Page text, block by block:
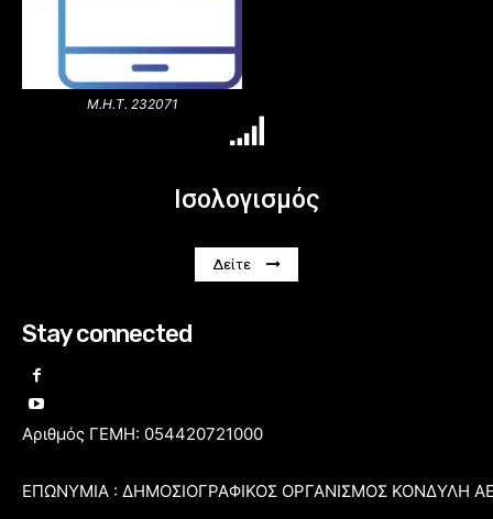
Μ.Η.Τ. 232071
Ισολογισμός
Δείτε
Stay connected
Αριθμός ΓΕΜΗ: 054420721000
ΕΠΩΝΥΜΙΑ : ΔΗΜΟΣΙΟΓΡΑΦΙΚΟΣ ΟΡΓΑΝΙΣΜΟΣ ΚΟΝΔΥΛΗ